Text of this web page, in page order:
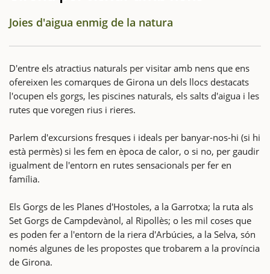
Joies d'aigua enmig de la natura
D'entre els atractius naturals per visitar amb nens que ens
ofereixen les comarques de Girona un dels llocs destacats
l'ocupen els gorgs, les piscines naturals, els salts d'aigua i les
rutes que voregen rius i rieres.
Parlem d'excursions fresques i ideals per banyar-nos-hi (si hi
està permès) si les fem en època de calor, o si no, per gaudir
igualment de l'entorn en rutes sensacionals per fer en
família.
Els Gorgs de les Planes d'Hostoles, a la Garrotxa; la ruta als
Set Gorgs de Campdevànol, al Ripollès; o les mil coses que
es poden fer a l'entorn de la riera d'Arbúcies, a la Selva, són
només algunes de les propostes que trobarem a la província
de Girona.